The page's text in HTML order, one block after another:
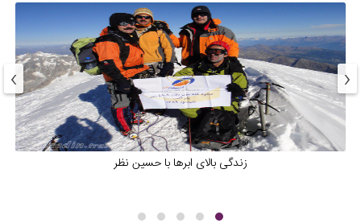
زندگی بالای ابرها با حسین نظر
‹
›